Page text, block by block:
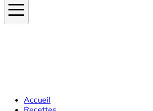
Accueil